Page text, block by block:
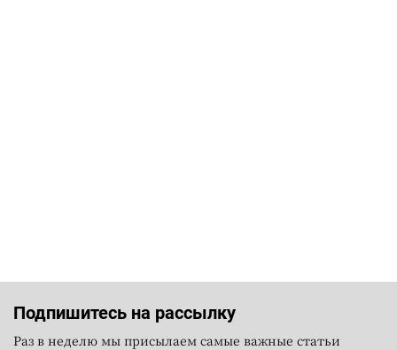
Подпишитесь на рассылку
Раз в неделю мы присылаем самые важные статьи